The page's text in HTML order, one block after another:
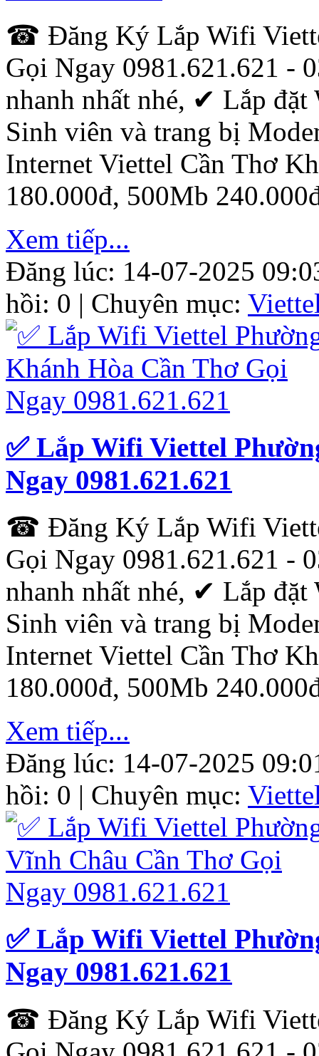
☎ Đăng Ký Lắp Wifi
Gọi Ngay 0981.621.621 -
nhanh nhất nhé, ✔ ‎Lắp
Sinh viên và trang bị
Internet Viettel Cần Thơ
180.000đ, 500Mb
Xem tiếp...
Đăng lúc: 14-07-2025
hồi: 0 | Chuyên mục:
✅ Lắp Wifi Viettel
Ngay 0981.621.621
☎ Đăng Ký Lắp Wifi
Gọi Ngay 0981.621.621 -
nhanh nhất nhé, ✔ ‎Lắp
Sinh viên và trang bị
Internet Viettel Cần Thơ
180.000đ, 500Mb
Xem tiếp...
Đăng lúc: 14-07-2025
hồi: 0 | Chuyên mục:
✅ Lắp Wifi Viettel
Ngay 0981.621.621
☎ Đăng Ký Lắp Wifi